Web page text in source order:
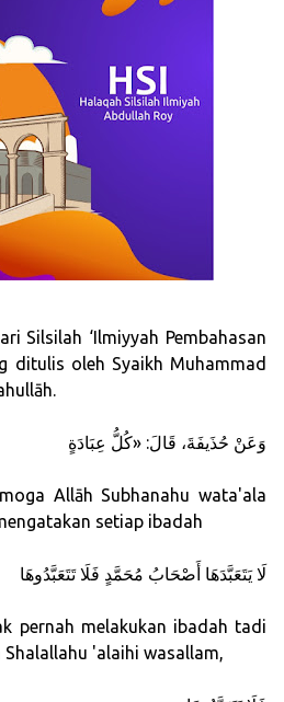
Silsilah ‘Ilmiyyah Pembahasan
ditulis oleh Syaikh Muhammad
وَعَنْ حُذَيفَةَ، قَالَ: «كُلُّ عِبَادَةٍ
Allāh Subhanahu wata'ala
setiap ibadah
لَا يَتَعَبَّدَهَا أَصْحَابُ مُحَمَّدٍ فَلَا تَتَعَبَّدُوهَا
pernah melakukan ibadah tadi
'alaihi wasallam,